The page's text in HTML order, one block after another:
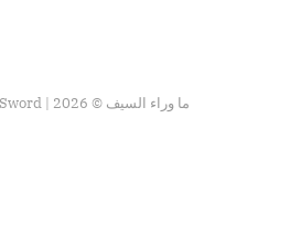
Beyond the Sword | ما وراء السيف © 2026